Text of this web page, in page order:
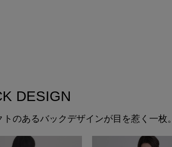
DESIGN
のあるバックデザインが目を惹く一枚。